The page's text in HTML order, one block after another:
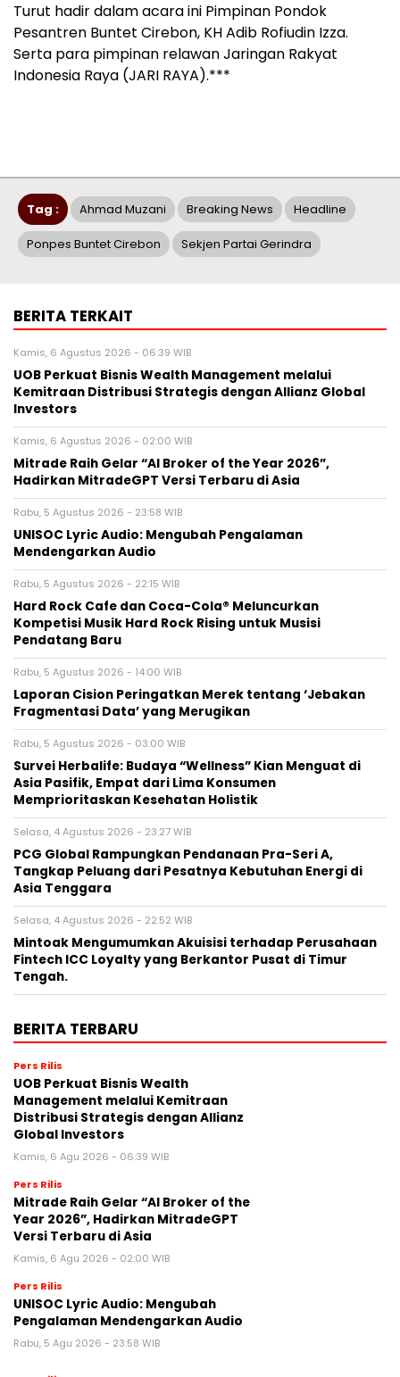
Turut hadir dalam acara ini Pimpinan Pondok
Pesantren Buntet Cirebon, KH Adib Rofiudin Izza.
Serta para pimpinan relawan Jaringan Rakyat
Indonesia Raya (JARI RAYA).***
Tag : Ahmad Muzani Breaking News Headline
Ponpes Buntet Cirebon Sekjen Partai Gerindra
BERITA TERKAIT
Kamis, 6 Agustus 2026 - 06:39 WIB
UOB Perkuat Bisnis Wealth Management melalui
Kemitraan Distribusi Strategis dengan Allianz Global
Investors
Kamis, 6 Agustus 2026 - 02:00 WIB
Mitrade Raih Gelar “AI Broker of the Year 2026”,
Hadirkan MitradeGPT Versi Terbaru di Asia
Rabu, 5 Agustus 2026 - 23:58 WIB
UNISOC Lyric Audio: Mengubah Pengalaman
Mendengarkan Audio
Rabu, 5 Agustus 2026 - 22:15 WIB
Hard Rock Cafe dan Coca-Cola® Meluncurkan
Kompetisi Musik Hard Rock Rising untuk Musisi
Pendatang Baru
Rabu, 5 Agustus 2026 - 14:00 WIB
Laporan Cision Peringatkan Merek tentang ‘Jebakan
Fragmentasi Data’ yang Merugikan
Rabu, 5 Agustus 2026 - 03:00 WIB
Survei Herbalife: Budaya “Wellness” Kian Menguat di
Asia Pasifik, Empat dari Lima Konsumen
Memprioritaskan Kesehatan Holistik
Selasa, 4 Agustus 2026 - 23:27 WIB
PCG Global Rampungkan Pendanaan Pra-Seri A,
Tangkap Peluang dari Pesatnya Kebutuhan Energi di
Asia Tenggara
Selasa, 4 Agustus 2026 - 22:52 WIB
Mintoak Mengumumkan Akuisisi terhadap Perusahaan
Fintech ICC Loyalty yang Berkantor Pusat di Timur
Tengah.
BERITA TERBARU
Pers Rilis
UOB Perkuat Bisnis Wealth
Management melalui Kemitraan
Distribusi Strategis dengan Allianz
Global Investors
Kamis, 6 Agu 2026 - 06:39 WIB
Pers Rilis
Mitrade Raih Gelar “AI Broker of the
Year 2026”, Hadirkan MitradeGPT
Versi Terbaru di Asia
Kamis, 6 Agu 2026 - 02:00 WIB
Pers Rilis
UNISOC Lyric Audio: Mengubah
Pengalaman Mendengarkan Audio
Rabu, 5 Agu 2026 - 23:58 WIB